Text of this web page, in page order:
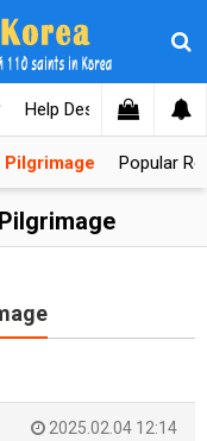
Help Desk
Popular
2025.02.04 12:14